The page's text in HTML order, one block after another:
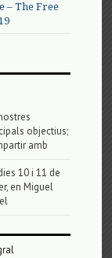
– The Free
objectius;
amb
10 i 11 de
en Miguel